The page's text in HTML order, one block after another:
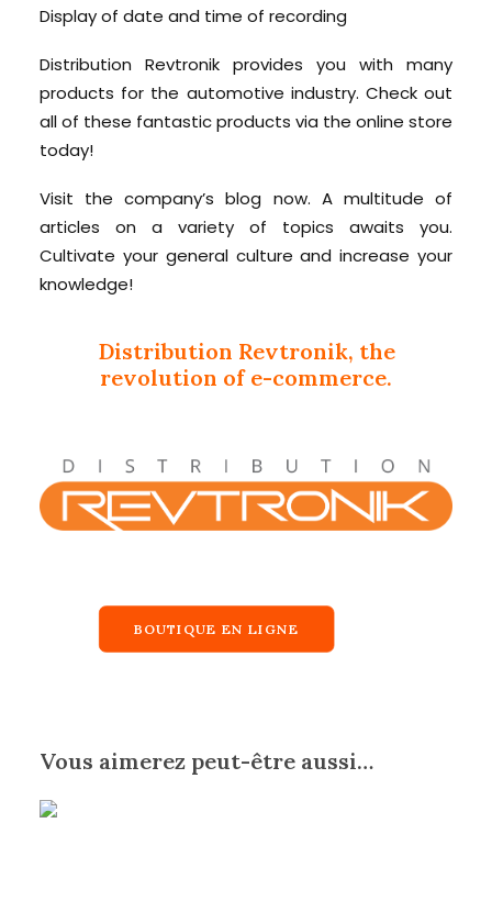
Display of date and time of recording
Distribution Revtronik provides you with many
products for the automotive industry. Check out
all of these fantastic products via the online store
today!
Visit the company’s blog now. A multitude of
articles on a variety of topics awaits you.
Cultivate your general culture and increase your
knowledge!
Distribution Revtronik, the
revolution of e-commerce.
BOUTIQUE EN LIGNE
Vous aimerez peut-être aussi…